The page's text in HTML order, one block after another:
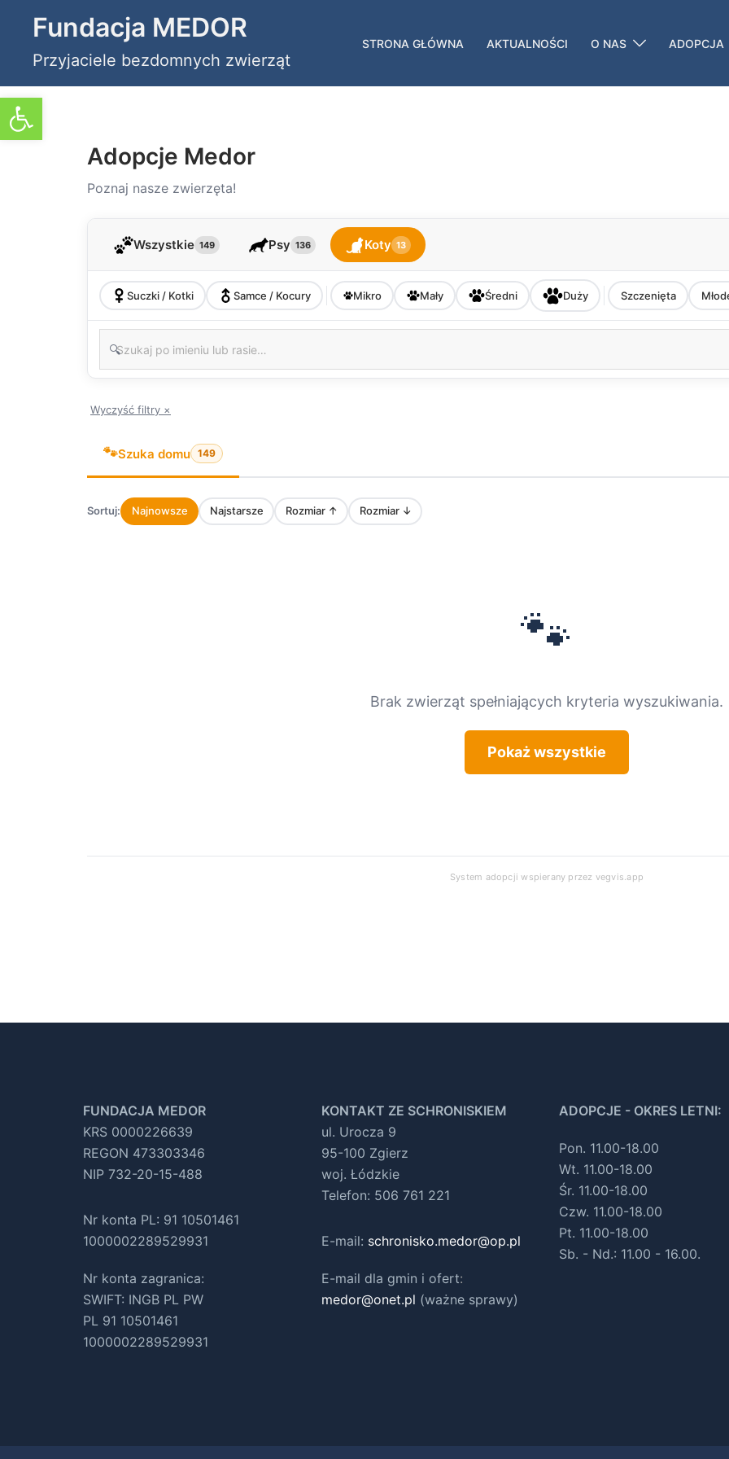
Otwórz pasek narzędzi
treści
Fundacja MEDOR
Przyjaciele bezdomnych zwierząt
STRONA GŁÓWNA AKTUALNOŚCI O NAS ADOPCJA
Adopcje Medor
Poznaj nasze zwierzęta!
Wszystkie 149 Psy 136 Koty 13
Suczki / Kotki Samce / Kocury Mikro Mały Średni Duży Szczenięta
🔍
Wyczyść filtry ×
🐾Szuka domu 149
Sortuj: Najnowsze Najstarsze Rozmiar ↑ Rozmiar ↓
🐾
Brak zwierząt spełniających kryteria wyszukiwania.
Pokaż wszystkie
System adopcji wspierany przez vegvis.app
FUNDACJA MEDOR
KRS 0000226639
REGON 473303346
NIP 732-20-15-488
Nr konta PL: 91 10501461
1000002289529931
Nr konta zagranica:
SWIFT: INGB PL PW
PL 91 10501461
1000002289529931
KONTAKT ZE SCHRONISKIEM
ul. Urocza 9
95-100 Zgierz
woj. Łódzkie
Telefon: 506 761 221
E-mail: schronisko.medor@op.pl
E-mail dla gmin i ofert:
medor@onet.pl (ważne sprawy)
ADOPCJE - OKRES LETNI:
Pon. 11.00-18.00
Wt. 11.00-18.00
Śr. 11.00-18.00
Czw. 11.00-18.00
Pt. 11.00-18.00
Sb. - Nd.: 11.00 - 16.00.